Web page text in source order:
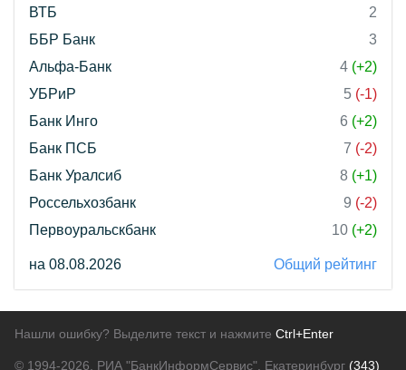
ВТБ
2
ББР Банк
3
Альфа-Банк
4 (+2)
УБРиР
5 (-1)
Банк Инго
6 (+2)
Банк ПСБ
7 (-2)
Банк Уралсиб
8 (+1)
Россельхозбанк
9 (-2)
Первоуральскбанк
10 (+2)
на 08.08.2026 Общий рейтинг
Нашли ошибку? Выделите текст и нажмите Ctrl+Enter
© 1994-2026. РИА "БанкИнформСервис". Екатеринбург (343)